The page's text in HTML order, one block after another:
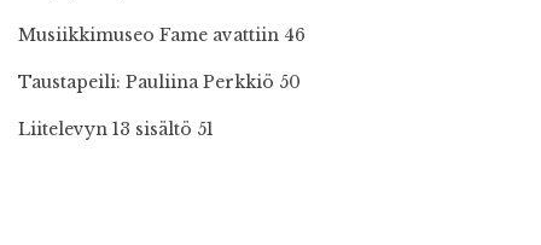
Musiikkimuseo Fame avattiin 46
Taustapeili: Pauliina Perkkiö 50
Liitelevyn 13 sisältö 51